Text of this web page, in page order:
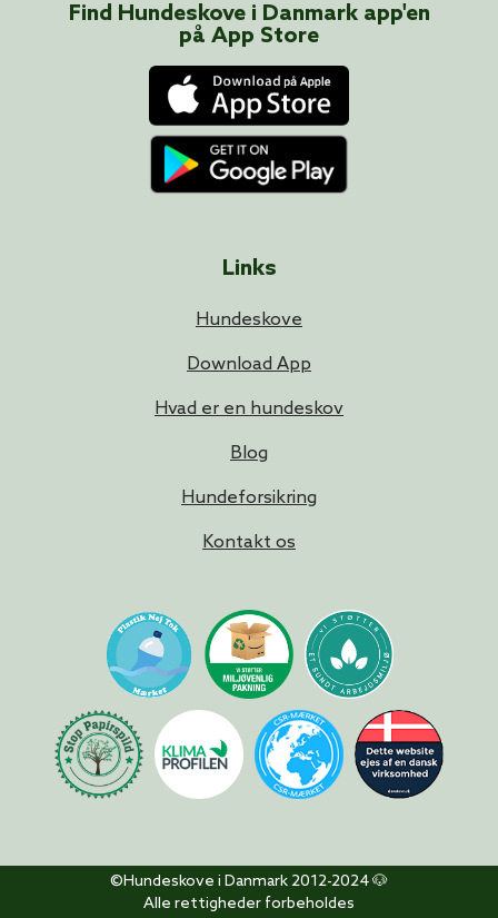
Links
Hundeskove
Download App
Hvad er en hundeskov
Blog
Hundeforsikring
Kontakt os
Find Hundeskove i Danmark app'en
på App Store
©Hundeskove i Danmark 2012-2024 🐶
Alle rettigheder forbeholdes